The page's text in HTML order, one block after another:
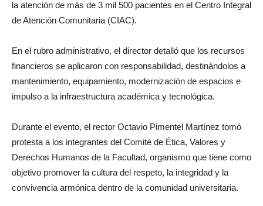
la atención de más de 3 mil 500 pacientes en el Centro Integral
de Atención Comunitaria (CIAC).
En el rubro administrativo, el director detalló que los recursos
financieros se aplicaron con responsabilidad, destinándolos a
mantenimiento, equipamiento, modernización de espacios e
impulso a la infraestructura académica y tecnológica.
Durante el evento, el rector Octavio Pimentel Martínez tomó
protesta a los integrantes del Comité de Ética, Valores y
Derechos Humanos de la Facultad, organismo que tiene como
objetivo promover la cultura del respeto, la integridad y la
convivencia armónica dentro de la comunidad universitaria.